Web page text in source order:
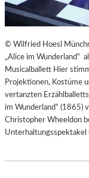
© Wilfried Hoesl
„Alice im Wunderland“
Musicalballett Hier
Projektionen, Kostüme
vertanzten
im Wunderland“ (1865)
Christopher Wheeldon